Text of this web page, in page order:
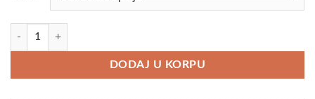
T-Fresh Evo 1.1g količina
DODAJ U KORPU